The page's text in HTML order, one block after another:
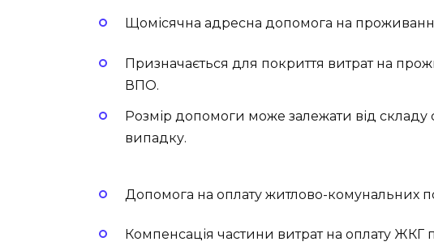
Щомісячна адресна допомога на
Призначається для покриття витрат на
ВПО.
Розмір допомоги може залежати від складу
випадку.
Допомога на оплату житлово-комунальних
Компенсація частини витрат на оплату